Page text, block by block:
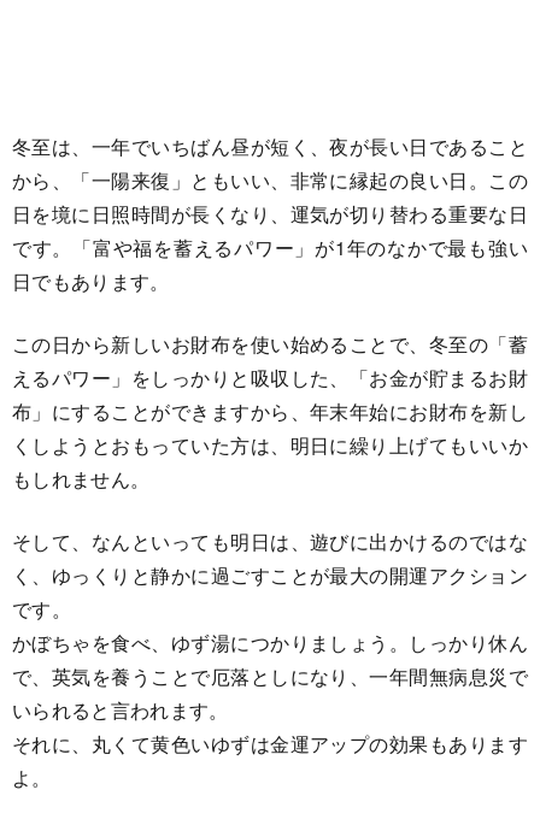
冬至は、一年でいちばん昼が短く、夜が長い日であること
から、「一陽来復」ともいい、非常に縁起の良い日。この
日を境に日照時間が長くなり、運気が切り替わる重要な日
です。「富や福を蓄えるパワー」が1年のなかで最も強い
日でもあります。
この日から新しいお財布を使い始めることで、冬至の「蓄
えるパワー」をしっかりと吸収した、「お金が貯まるお財
布」にすることができますから、年末年始にお財布を新し
くしようとおもっていた方は、明日に繰り上げてもいいか
もしれません。
そして、なんといっても明日は、遊びに出かけるのではな
く、ゆっくりと静かに過ごすことが最大の開運アクション
です。
かぼちゃを食べ、ゆず湯につかりましょう。しっかり休ん
で、英気を養うことで厄落としになり、一年間無病息災で
いられると言われます。
それに、丸くて黄色いゆずは金運アップの効果もあります
よ。